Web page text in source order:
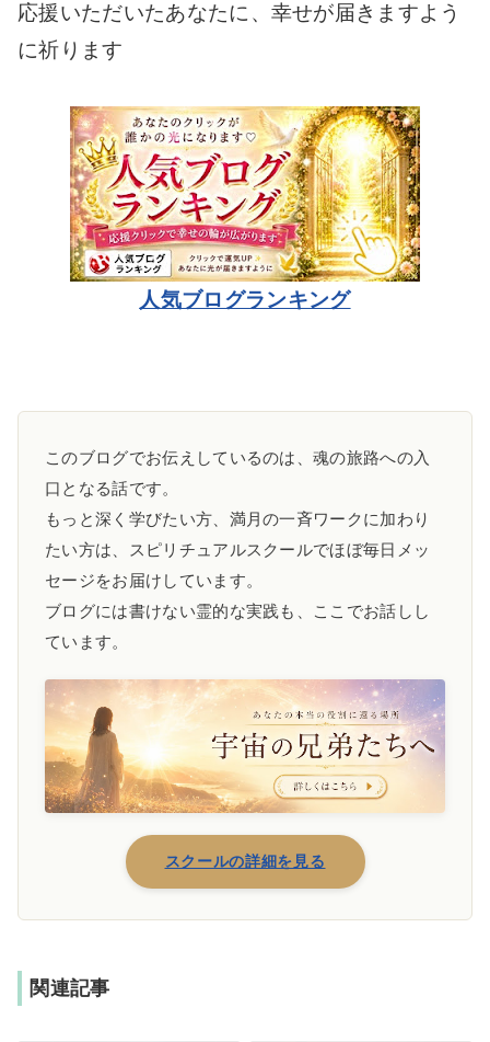
応援いただいたあなたに、幸せが届きますよう
に祈ります
人気ブログランキング
このブログでお伝えしているのは、魂の旅路への入
口となる話です。
もっと深く学びたい方、満月の一斉ワークに加わり
たい方は、スピリチュアルスクールでほぼ毎日メッ
セージをお届けしています。
ブログには書けない霊的な実践も、ここでお話しし
ています。
スクールの詳細を見る
関連記事